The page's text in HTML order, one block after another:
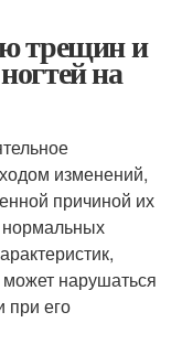
трещин и
на
изменений,
причиной их
нормальных
может нарушаться
при его